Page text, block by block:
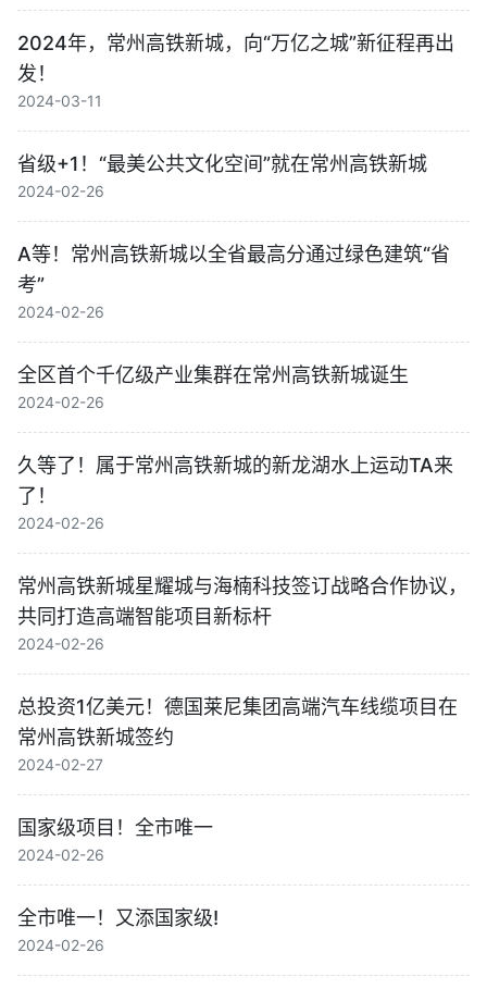
2024年，常州高铁新城，向“万亿之城”新征程再出
发！
2024-03-11
省级+1！“最美公共文化空间”就在常州高铁新城
2024-02-26
A等！常州高铁新城以全省最高分通过绿色建筑“省
考”
2024-02-26
全区首个千亿级产业集群在常州高铁新城诞生
2024-02-26
久等了！属于常州高铁新城的新龙湖水上运动TA来
了！
2024-02-26
常州高铁新城星耀城与海楠科技签订战略合作协议，
共同打造高端智能项目新标杆
2024-02-26
总投资1亿美元！德国莱尼集团高端汽车线缆项目在
常州高铁新城签约
2024-02-27
国家级项目！全市唯一
2024-02-26
全市唯一！又添国家级!
2024-02-26